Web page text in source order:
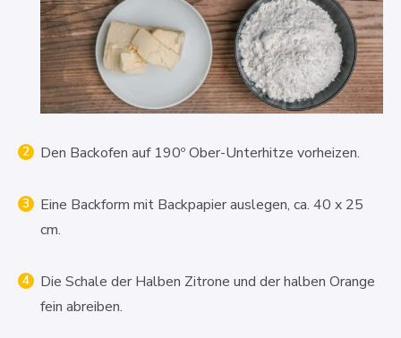
Den Backofen auf 190º Ober-Unterhitze vorheizen.
Eine Backform mit Backpapier auslegen, ca. 40 x 25
cm.
Die Schale der Halben Zitrone und der halben Orange
fein abreiben.